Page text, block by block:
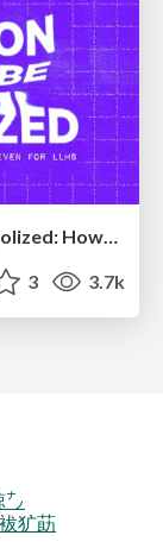
The AI Revolution Will Not Be Monopolized: How open-source beats economies of scale, even for LLMs
3 3.7k
莇